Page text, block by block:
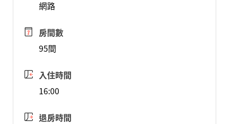
網路
房間數
95間
入住時間
16:00
退房時間